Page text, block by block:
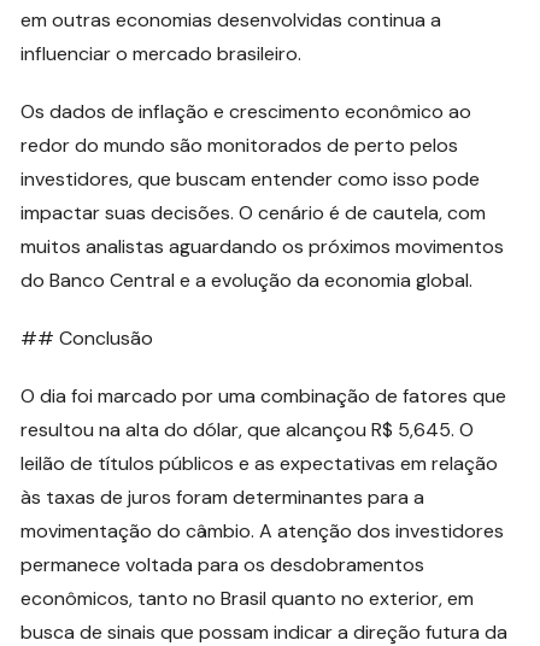
em outras economias desenvolvidas continua a
influenciar o mercado brasileiro.
Os dados de inflação e crescimento econômico ao
redor do mundo são monitorados de perto pelos
investidores, que buscam entender como isso pode
impactar suas decisões. O cenário é de cautela, com
muitos analistas aguardando os próximos movimentos
do Banco Central e a evolução da economia global.
## Conclusão
O dia foi marcado por uma combinação de fatores que
resultou na alta do dólar, que alcançou R$ 5,645. O
leilão de títulos públicos e as expectativas em relação
às taxas de juros foram determinantes para a
movimentação do câmbio. A atenção dos investidores
permanece voltada para os desdobramentos
econômicos, tanto no Brasil quanto no exterior, em
busca de sinais que possam indicar a direção futura da